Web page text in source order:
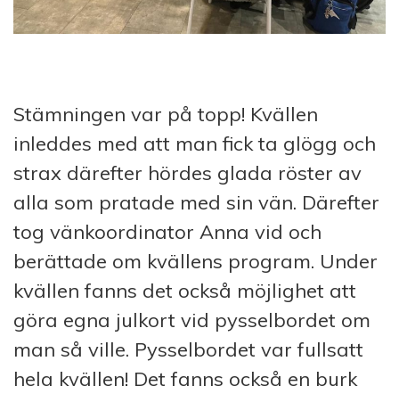
Stämningen var på topp! Kvällen
inleddes med att man fick ta glögg och
strax därefter hördes glada röster av
alla som pratade med sin vän. Därefter
tog vänkoordinator Anna vid och
berättade om kvällens program. Under
kvällen fanns det också möjlighet att
göra egna julkort vid pysselbordet om
man så ville. Pysselbordet var fullsatt
hela kvällen! Det fanns också en burk